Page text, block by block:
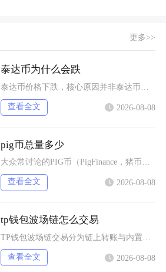
更多>>
泰达币为什么会跌
查看全文 2026-08-08
pig币总量多少
查看全文 2026-08-08
tp钱包波场链怎么交易
查看全文 2026-08-08